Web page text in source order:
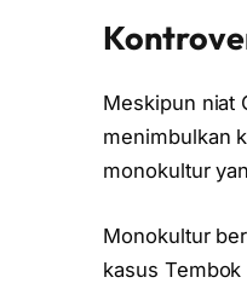
Meskipun niat
menimbulkan
monokultur
Monokultur
kasus